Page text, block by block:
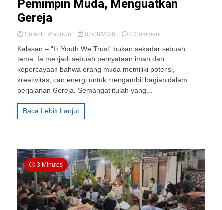
Pemimpin Muda, Menguatkan
Gereja
Sutanto Prabowo 07/08/2026 0 Commenton
Youth
We
Trust:
Menumbuhkan
Kalasan – “In Youth We Trust” bukan sekadar sebuah
tema. Ia menjadi sebuah pernyataan iman dan
kepercayaan bahwa orang muda memiliki potensi,
kreativitas, dan energi untuk mengambil bagian dalam
perjalanan Gereja. Semangat itulah yang...
Baca Lebih Lanjut
3 Minutes